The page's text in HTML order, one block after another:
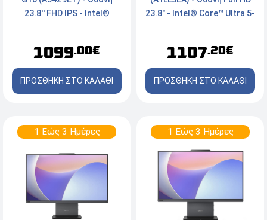
23.8'' FHD IPS - Intel®
Windows 11 Pro
1099.00€
ΠΡΟΣΘΗΚΗ ΣΤΟ ΚΑΛΑΘΙ
23.8" - Intel® Core™ Ultra 5-
Home
1107.20€
ΠΡΟΣΘΗΚΗ ΣΤΟ ΚΑΛΑΘΙ
1 Εώς 3 Ημέρες 1 Εώς 3 Ημέρες